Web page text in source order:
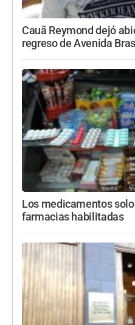
Cauã Reymond dejó
regreso de Avenida
Los medicamentos
farmacias habilitadas